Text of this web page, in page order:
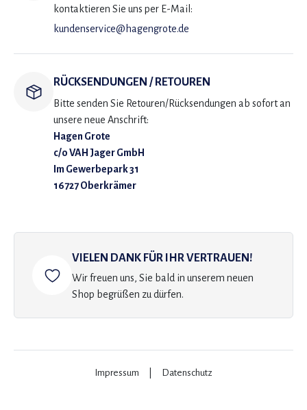
kontaktieren Sie uns per E-Mail:
kundenservice@hagengrote.de
RÜCKSENDUNGEN / RETOUREN
Bitte senden Sie Retouren/Rücksendungen ab sofort an
unsere neue Anschrift:
Hagen Grote
c/o VAH Jager GmbH
Im Gewerbepark 31
16727 Oberkrämer
VIELEN DANK FÜR IHR VERTRAUEN!
Wir freuen uns, Sie bald in unserem neuen
Shop begrüßen zu dürfen.
Impressum Datenschutz